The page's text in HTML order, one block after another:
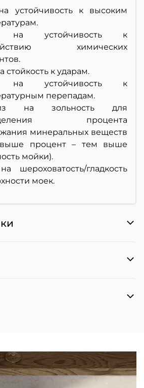
устойчивость к высоким
на устойчивость к
химических
стойкость к ударам.
на устойчивость к
перепадам.
на зольность для
процента
минеральных веществ
процент – тем выше
мойки).
шероховатость/гладкость
моек.